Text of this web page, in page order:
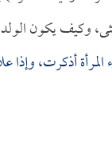
وكيف يكون الولد
أذكرت، وإذا